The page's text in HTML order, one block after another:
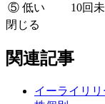
⑤ 低い
10回
閉じる
関連記事
イーライリ